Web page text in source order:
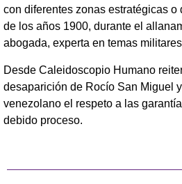
con diferentes zonas estratégicas o
de los años 1900, durante el
abogada, experta en temas
Desde Caleidoscopio Humano
desaparición de Rocío San Miguel
venezolano el respeto a las
debido proceso.